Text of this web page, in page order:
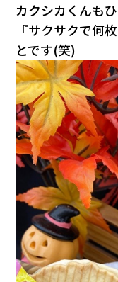
カクシカくんも
『サクサクで何
とです(笑)